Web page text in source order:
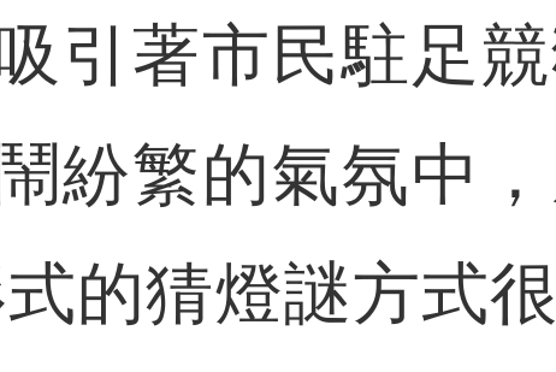
引著市民駐足
紛繁的氣氛中
的猜燈謎方式